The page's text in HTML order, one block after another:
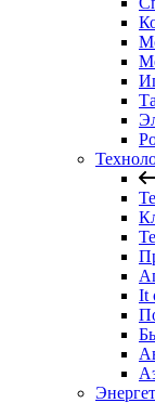
It